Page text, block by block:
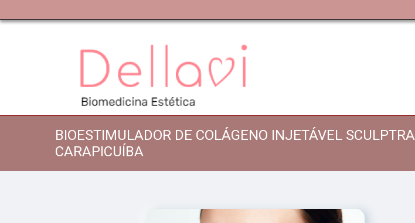
BIOESTIMULADOR DE COLÁGENO INJETÁVEL SCULPTRA
CARAPICUÍBA